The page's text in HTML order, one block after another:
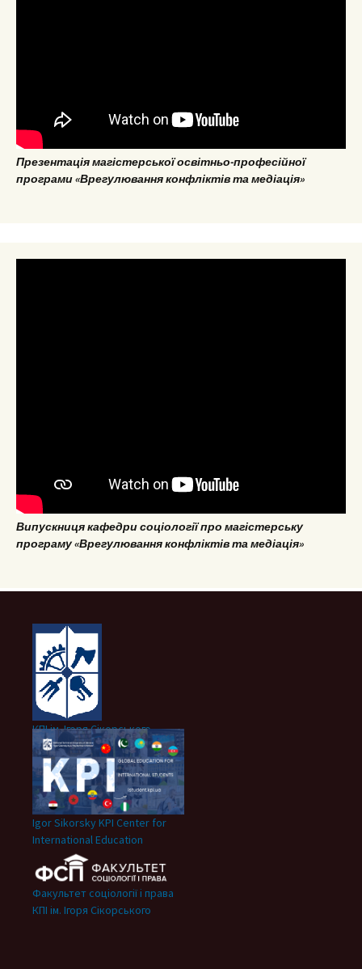
Презентація магістерської освітньо-професійної
програми «Врегулювання конфліктів та медіація»
Випускниця кафедри соціології про магістерську
програму «Врегулювання конфліктів та медіація»
КПІ ім. Ігоря Сікорського
Igor Sikorsky KPI Center for
International Education
Факультет соціології і права
КПІ ім. Ігоря Сікорського